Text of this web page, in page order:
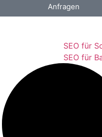
Anfragen
SEO für
SEO für